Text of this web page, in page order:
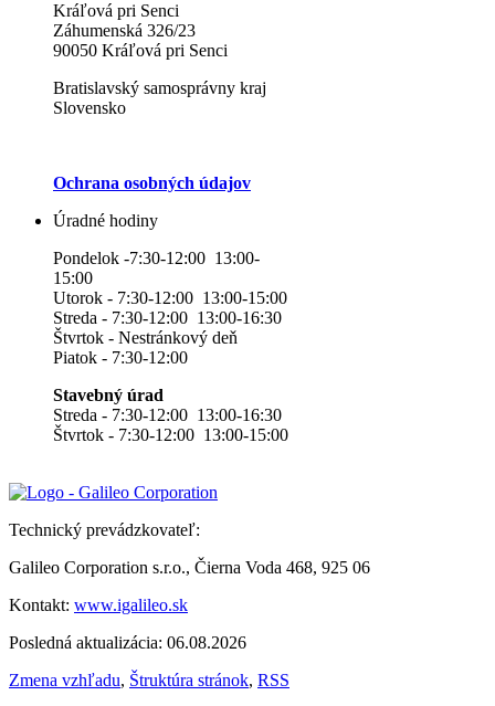
Kráľová pri Senci
Záhumenská 326/23
90050 Kráľová pri Senci
Bratislavský samosprávny kraj
Slovensko
Ochrana osobných údajov
Úradné hodiny
Pondelok -7:30-12:00 13:00-
15:00
Utorok - 7:30-12:00 13:00-15:00
Streda - 7:30-12:00 13:00-16:30
Štvrtok - Nestránkový deň
Piatok - 7:30-12:00
Stavebný úrad
Streda - 7:30-12:00 13:00-16:30
Štvrtok - 7:30-12:00 13:00-15:00
Technický prevádzkovateľ:
Galileo Corporation s.r.o., Čierna Voda 468, 925 06
Kontakt: www.igalileo.sk
Posledná aktualizácia: 06.08.2026
Zmena vzhľadu, Štruktúra stránok, RSS